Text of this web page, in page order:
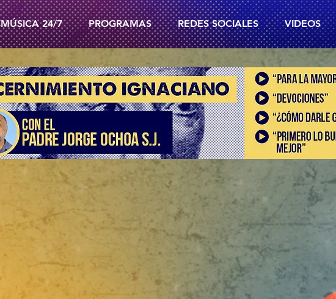
MÚSICA 24/7 PROGRAMAS REDES SOCIALES VIDEOS